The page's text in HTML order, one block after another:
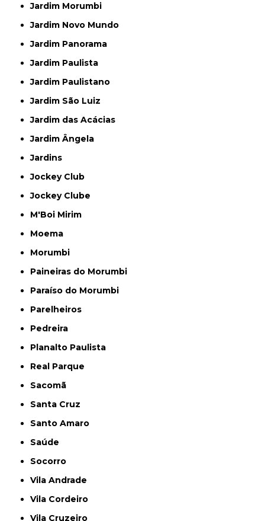
Jardim Morumbi
Jardim Novo Mundo
Jardim Panorama
Jardim Paulista
Jardim Paulistano
Jardim São Luiz
Jardim das Acácias
Jardim Ângela
Jardins
Jockey Club
Jockey Clube
M'Boi Mirim
Moema
Morumbi
Paineiras do Morumbi
Paraíso do Morumbi
Parelheiros
Pedreira
Planalto Paulista
Real Parque
Sacomã
Santa Cruz
Santo Amaro
Saúde
Socorro
Vila Andrade
Vila Cordeiro
Vila Cruzeiro